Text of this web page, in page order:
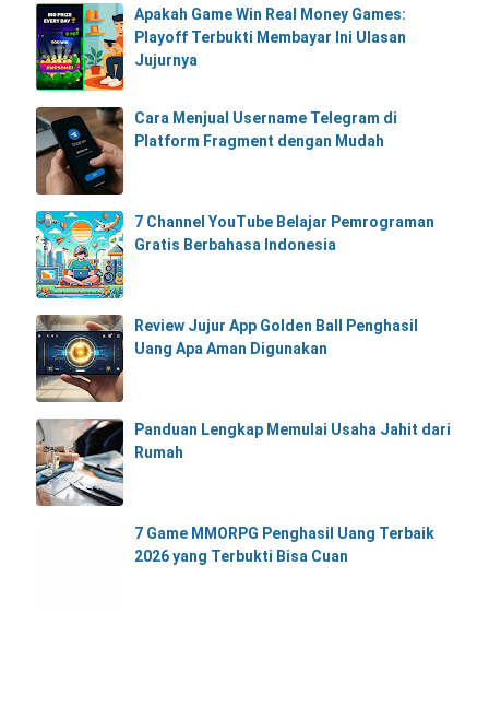
Apakah Game Win Real Money Games:
Playoff Terbukti Membayar Ini Ulasan
Jujurnya
Cara Menjual Username Telegram di
Platform Fragment dengan Mudah
7 Channel YouTube Belajar Pemrograman
Gratis Berbahasa Indonesia
Review Jujur App Golden Ball Penghasil
Uang Apa Aman Digunakan
Panduan Lengkap Memulai Usaha Jahit dari
Rumah
7 Game MMORPG Penghasil Uang Terbaik
2026 yang Terbukti Bisa Cuan